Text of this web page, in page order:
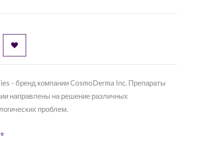
- бренд компании CosmoDerma Inc. Препараты
направлены на решение различных
проблем.
Light